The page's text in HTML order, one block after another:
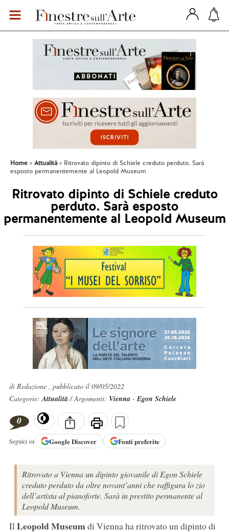
Home Attualità
Ritrovato dipinto di Schiele creduto perduto. Sarà
esposto permanentemente al Leopold Museum
Ritrovato dipinto di Schiele creduto
perduto. Sarà esposto
permanentemente al Leopold Museum
di Redazione , pubblicato il 09/05/2022
Categorie:Attualità/ Argomenti: Vienna-Egon Schiele
0
Seguici su GoogleDiscover Fonti preferite
Ritrovato a Vienna un dipinto giovanile di Egon Schiele
creduto perduto da oltre novant’anni che raffigura lo zio
dell’artista al pianoforte. Sarà in prestito permanente al
Leopold Museum.
IlLeopold Museumdi Vienna ha ritrovato un dipinto di